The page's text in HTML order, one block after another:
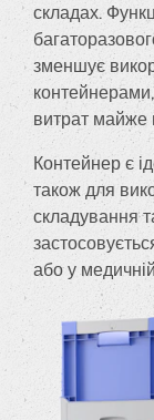
складах.
зменшує
витрат майже
Контейнер є
також для
складування
або у